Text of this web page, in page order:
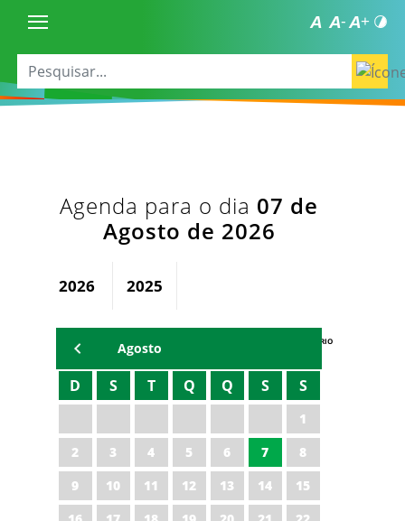
Agenda para o dia 07 de
Agosto de 2026
2026 2025
AGENDA DO SECRETÁRIO
Agosto
D S T Q Q S S
1
2
3 4 5 6 7
8
9
10 11 12 13 14
15